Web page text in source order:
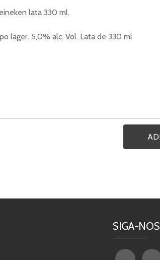
lata 330 ml.
lager. 5,0% alc. Vol. Lata de 330 ml
SIGA-NOS